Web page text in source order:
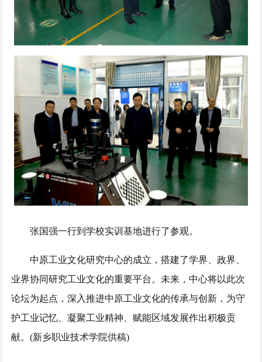
张国强一行到学校实训基地进行了参观。
中原工业文化研究中心的成立，搭建了学界、政界、
业界协同研究工业文化的重要平台。未来，中心将以此次
论坛为起点，深入推进中原工业文化的传承与创新，为守
护工业记忆、凝聚工业精神、赋能区域发展作出积极贡
献。(新乡职业技术学院供稿)